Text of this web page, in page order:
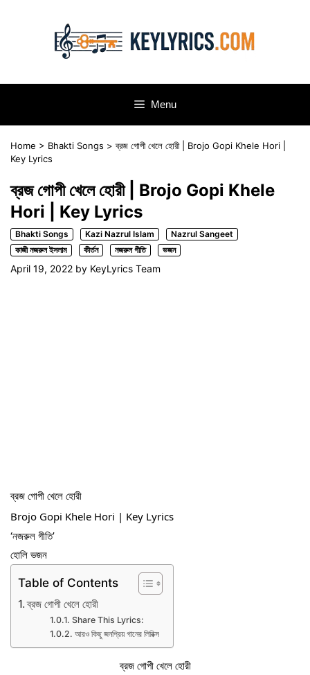
Menu
Home > Bhakti Songs >ব্রজ গোপী খেলে হোরী | Brojo Gopi Khele Hori |
Key Lyrics
ব্রজ গোপী খেলে হোরী | Brojo Gopi Khele
Hori | Key Lyrics
Bhakti Songs Kazi Nazrul Islam
Nazrul Sangeet
কাজী নজরুল ইসলাম
কীর্তন নজরুল গীতি ভজন
April 19, 2022 by KeyLyrics Team
ব্রজ গোপী খেলে হোরী
Brojo Gopi Khele Hori | Key Lyrics
‘নজরুল গীতি’
হোলি ভজন
Table of Contents
ব্রজ গোপী খেলে হোরী
Share This Lyrics:
আরও কিছু জনপ্রিয় গানের লিরিক্স
ব্রজ গোপী খেলে হোরী